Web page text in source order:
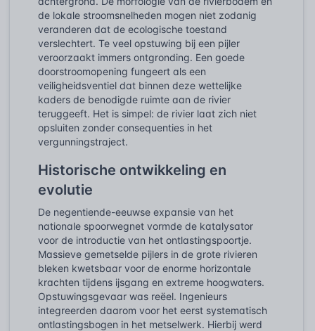
de lokale stroomsnelheden mogen niet zodanig
veranderen dat de ecologische toestand
verslechtert. Te veel opstuwing bij een pijler
veroorzaakt immers ontgronding. Een goede
doorstroomopening fungeert als een
veiligheidsventiel dat binnen deze wettelijke
kaders de benodigde ruimte aan de rivier
teruggeeft. Het is simpel: de rivier laat zich niet
opsluiten zonder consequenties in het
vergunningstraject.
Historische ontwikkeling en
evolutie
De negentiende-eeuwse expansie van het
nationale spoorwegnet vormde de katalysator
voor de introductie van het ontlastingspoortje.
Massieve gemetselde pijlers in de grote rivieren
bleken kwetsbaar voor de enorme horizontale
krachten tijdens ijsgang en extreme hoogwaters.
Opstuwingsgevaar was reëel. Ingenieurs
integreerden daarom voor het eerst systematisch
ontlastingsbogen in het metselwerk. Hierbij werd